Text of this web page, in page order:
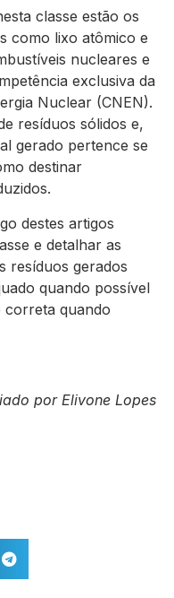
classe estão os
como lixo atômico e
nucleares e
exclusiva da
Nuclear (CNEN).
resíduos sólidos e,
gerado pertence se
destinar
destes artigos
e detalhar as
resíduos gerados
quando possível
correta quando
por Elivone Lopes